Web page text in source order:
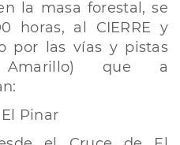
la masa forestal, se
horas, al CIERRE y
por las vías y pistas
Amarillo) que a
Pinar